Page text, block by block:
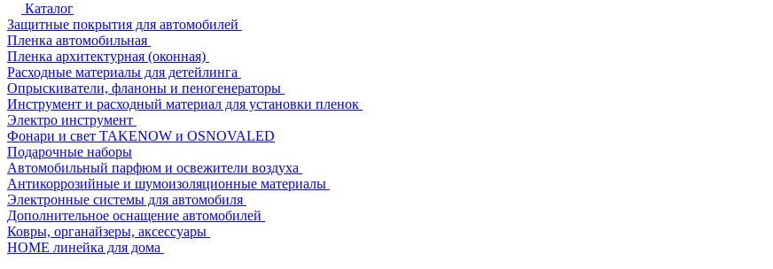
Каталог
Защитные покрытия для автомобилей
Пленка автомобильная
Пленка архитектурная (оконная)
Расходные материалы для детейлинга
Опрыскиватели, фланоны и пеногенераторы
Инструмент и расходный материал для установки пленок
Электро инструмент
Фонари и свет TAKENOW и OSNOVALED
Подарочные наборы
Автомобильный парфюм и освежители воздуха
Антикоррозийные и шумоизоляционные материалы
Электронные системы для автомобиля
Дополнительное оснащение автомобилей
Ковры, органайзеры, аксессуары
HOME линейка для дома